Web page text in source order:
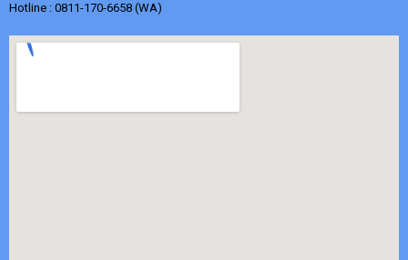
Hotline : 0811-170-6658 (WA)